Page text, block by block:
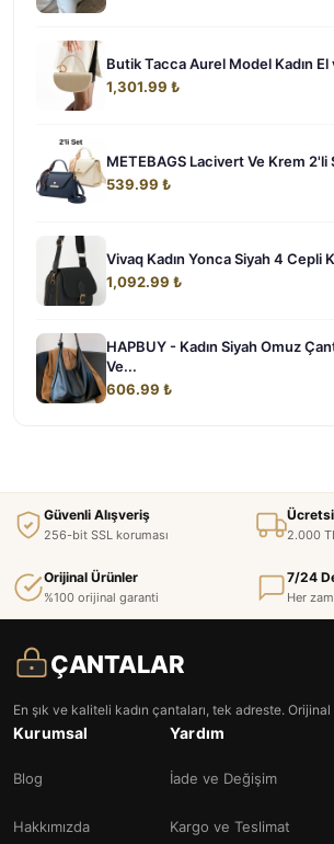
Butik Tacca Aurel Model Kadın El
1,301.99 ₺
METEBAGS Lacivert Ve Krem 2'li
539.99 ₺
Vivaq Kadın Yonca Siyah 4 Cepli
1,092.99 ₺
HAPBUY - Kadın Siyah Omuz
Ve...
606.99 ₺
Güvenli Alışveriş
256-bit SSL koruması 2.000
Orijinal Ürünler
%100 orijinal garanti
7/24
Her
ÇANTALAR
En şık ve kaliteli kadın çantaları, tek adreste. Orijinal
Kurumsal
Blog
Hakkımızda
Yardım
İade ve Değişim
Kargo ve Teslimat